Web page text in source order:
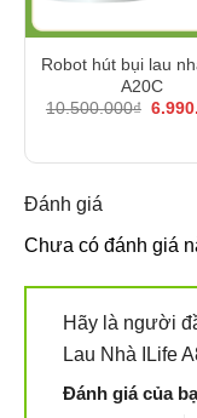
Robot hút bụi lau
A20C
10.500.000₫ Giá
Đánh giá
Chưa có đánh giá
Hãy là người
Lau Nhà ILife
Đánh giá của